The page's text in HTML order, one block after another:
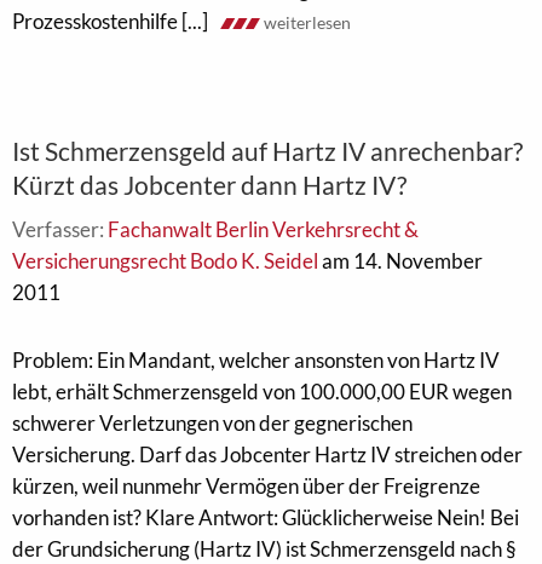
Prozesskostenhilfe [...]
weiterlesen
Ist Schmerzensgeld auf Hartz IV anrechenbar?
Kürzt das Jobcenter dann Hartz IV?
Verfasser: Fachanwalt Berlin Verkehrsrecht &
Versicherungsrecht Bodo K. Seidelam 14. November
2011
Problem: Ein Mandant, welcher ansonsten von Hartz IV
lebt, erhält Schmerzensgeld von 100.000,00 EUR wegen
schwerer Verletzungen von der gegnerischen
Versicherung. Darf das Jobcenter Hartz IV streichen oder
kürzen, weil nunmehr Vermögen über der Freigrenze
vorhanden ist? Klare Antwort: Glücklicherweise Nein! Bei
der Grundsicherung (Hartz IV) ist Schmerzensgeld nach §